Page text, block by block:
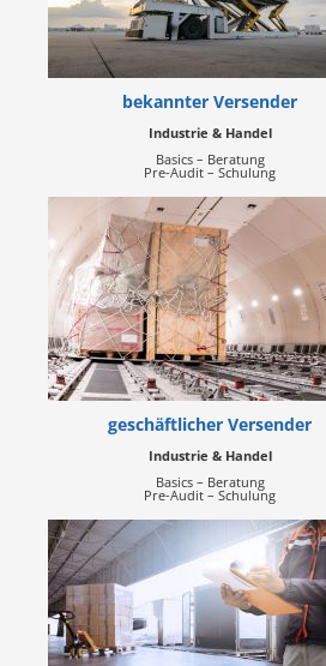
bekannter Versender
Industrie & Handel
Basics – Beratung
Pre-Audit – Schulung
geschäftlicher Versender
Industrie & Handel
Basics – Beratung
Pre-Audit – Schulung